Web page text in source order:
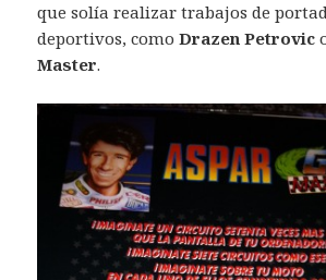
que solía realizar trabajos de
deportivos, comoDrazen Petrovic
Master.